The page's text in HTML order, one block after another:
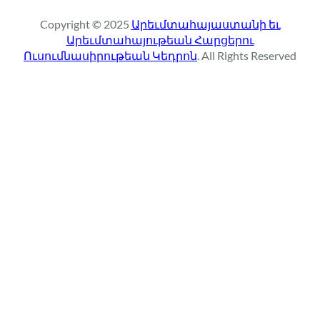
c
h
Copyright © 2025 Արեւմտահայաստանի եւ
Արեւմտահայութեան Հարցերու
Ուսումնասիրութեան Կեդրոն. All Rights Reserved